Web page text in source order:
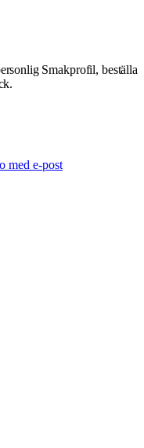
Smakprofil, beställa
med e-post